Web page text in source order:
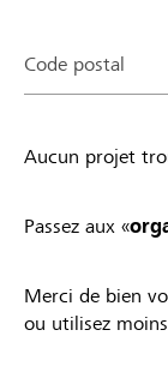
Code postal
Aucun projet
Passez aux «
Merci de bien
ou utilisez